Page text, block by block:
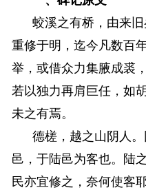
蛟溪之有桥，由来旧
重修于明，迄今凡数百
举，或借众力集腋成裘
若以独力再肩巨任，如
未之有焉。
德槎，越之山阴人。
邑，于陆邑为客也。陆
民亦宜修之，奈何使客